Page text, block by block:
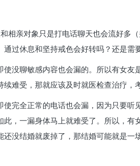
相亲对象只是打电话聊天也会流好多
过休息和坚持戒色会好转吗？还是需
没聊敏感内容也会漏的。所以有女
难受，那就应该及时就医检查治疗，
完全正常的电话也会漏，因为只要
，一漏身体马上就难受了。所以，
没结婚就废掉了，那结婚可能就是